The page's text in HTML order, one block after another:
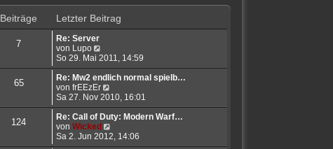
a
g
e
i
a
g
t
e
e
i
t
a
g
Beiträge
Letzter Beitrag
7
Re: Server
von Lupo
e
u
e
s
t
e
r
B
e
i
So 29. Mai 2011, 14:59
65
Re: Mw2 endlich normal spielb…
von frEEzEr
e
u
e
t
e
Sa 27. Nov 2010, 16:01
124
Re: Call of Duty: Modern Warf…
von Wicked
e
u
Sa 2. Jun 2012, 14:06